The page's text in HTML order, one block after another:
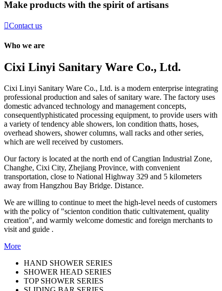
Make products with the spirit of artisans
Contact us
Who we are
Cixi Linyi Sanitary Ware Co., Ltd.
Cixi Linyi Sanitary Ware Co., Ltd. is a modern enterprise integrating
professional production and sales of sanitary ware. The factory uses
domestic advanced technology and management concepts,
consequentlyphisticated processing equipment, to provide users with
a variety of tendency able showers, lon condition thatts, hoses,
overhead showers, shower columns, wall racks and other series,
which are well received by customers.
Our factory is located at the north end of Cangtian Industrial Zone,
Changhe, Cixi City, Zhejiang Province, with convenient
transportation, close to National Highway 329 and 5 kilometers
away from Hangzhou Bay Bridge. Distance.
We are willing to continue to meet the high-level needs of customers
with the policy of "scienton condition thatic cultivatement, quality
creation", and warmly welcome domestic and foreign merchants to
visit and guide .
More
HAND SHOWER SERIES
SHOWER HEAD SERIES
TOP SHOWER SERIES